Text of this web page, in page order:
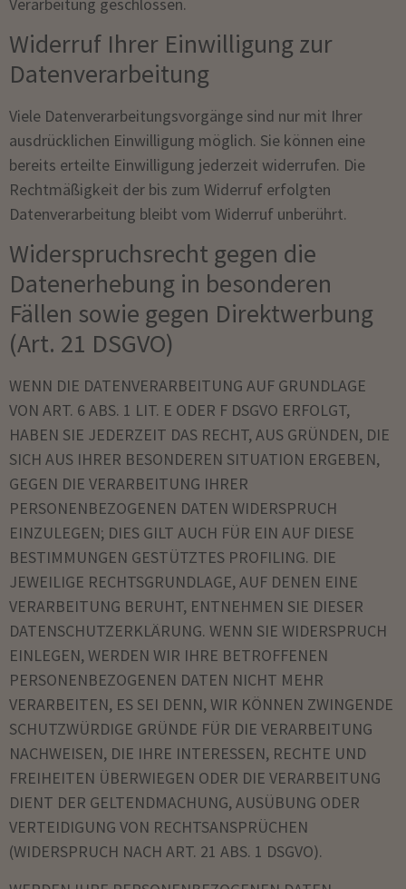
Widerruf Ihrer Einwilligung zur
Datenverarbeitung
Viele Datenverarbeitungsvorgänge sind nur mit Ihrer
ausdrücklichen Einwilligung möglich. Sie können eine
bereits erteilte Einwilligung jederzeit widerrufen. Die
Rechtmäßigkeit der bis zum Widerruf erfolgten
Datenverarbeitung bleibt vom Widerruf unberührt.
Widerspruchsrecht gegen die
Datenerhebung in besonderen
Fällen sowie gegen Direktwerbung
(Art. 21 DSGVO)
WENN DIE DATENVERARBEITUNG AUF GRUNDLAGE
VON ART. 6 ABS. 1 LIT. E ODER F DSGVO ERFOLGT,
HABEN SIE JEDERZEIT DAS RECHT, AUS GRÜNDEN, DIE
SICH AUS IHRER BESONDEREN SITUATION ERGEBEN,
GEGEN DIE VERARBEITUNG IHRER
PERSONENBEZOGENEN DATEN WIDERSPRUCH
EINZULEGEN; DIES GILT AUCH FÜR EIN AUF DIESE
BESTIMMUNGEN GESTÜTZTES PROFILING. DIE
JEWEILIGE RECHTSGRUNDLAGE, AUF DENEN EINE
VERARBEITUNG BERUHT, ENTNEHMEN SIE DIESER
DATENSCHUTZERKLÄRUNG. WENN SIE WIDERSPRUCH
EINLEGEN, WERDEN WIR IHRE BETROFFENEN
PERSONENBEZOGENEN DATEN NICHT MEHR
VERARBEITEN, ES SEI DENN, WIR KÖNNEN ZWINGENDE
SCHUTZWÜRDIGE GRÜNDE FÜR DIE VERARBEITUNG
NACHWEISEN, DIE IHRE INTERESSEN, RECHTE UND
FREIHEITEN ÜBERWIEGEN ODER DIE VERARBEITUNG
DIENT DER GELTENDMACHUNG, AUSÜBUNG ODER
VERTEIDIGUNG VON RECHTSANSPRÜCHEN
(WIDERSPRUCH NACH ART. 21 ABS. 1 DSGVO).